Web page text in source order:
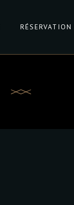
RÉSERVATION